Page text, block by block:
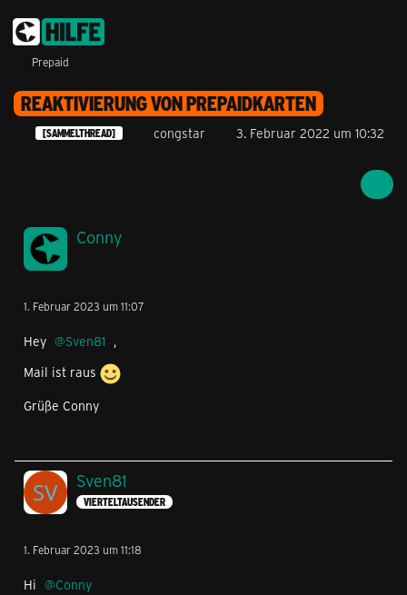
Prepaid
REAKTIVIERUNG VON PREPAIDKARTEN
[SAMMELTHREAD] congstar 3. Februar 2022 um 10:32
Conny
1. Februar 2023 um 11:07
Hey Sven81 ,
Mail ist raus
Grüße Conny
Sven81
VIERTELTAUSENDER
1. Februar 2023 um 11:18
Hi
Conny